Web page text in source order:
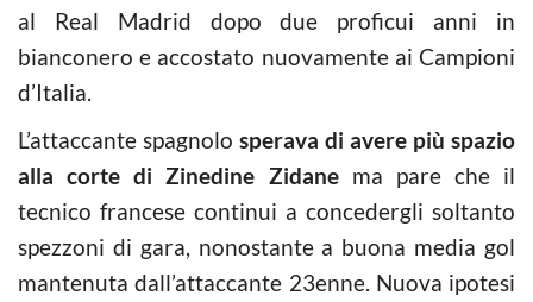
al Real Madrid dopo due proficui anni in
bianconero e accostato nuovamente ai Campioni
d’Italia.
L’attaccante spagnolo sperava di avere più spazio
alla corte di Zinedine Zidanema pare che il
tecnico francese continui a concedergli soltanto
spezzoni di gara, nonostante a buona media gol
mantenuta dall’attaccante 23enne. Nuova ipotesi